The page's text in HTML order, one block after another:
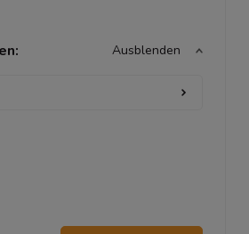
Ausblenden